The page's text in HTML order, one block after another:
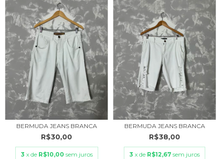
BERMUDA JEANS BRANCA
R$30,00
3 x de R$10,00 sem juros
BERMUDA JEANS BRANCA
R$38,00
3 x de R$12,67 sem juros